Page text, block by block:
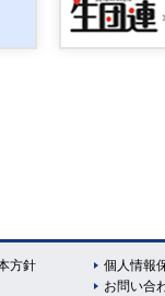
方針 個人情報
お問い合